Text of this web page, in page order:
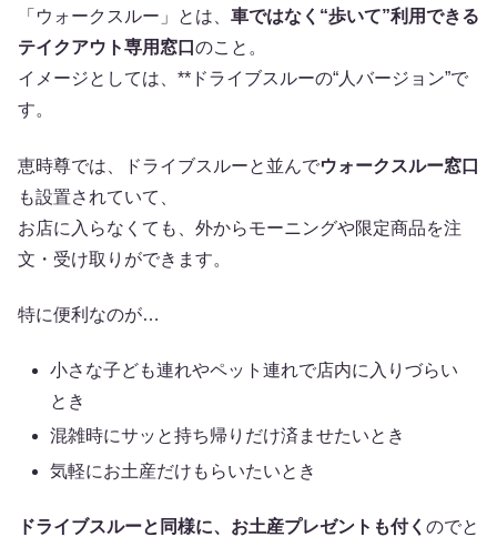
「ウォークスルー」とは、 車ではなく“歩いて”利用できる
テイクアウト専用窓口 のこと。
イメージとしては、**ドライブスルーの“人バージョン”で
す。
恵時尊では、ドライブスルーと並んでウォークスルー窓口
も設置されていて、
お店に入らなくても、外からモーニングや限定商品を注
文・受け取りができます。
特に便利なのが…
小さな子ども連れやペット連れで店内に入りづらい
とき
混雑時にサッと持ち帰りだけ済ませたいとき
気軽にお土産だけもらいたいとき
ドライブスルーと同様に、お土産プレゼントも付く のでと